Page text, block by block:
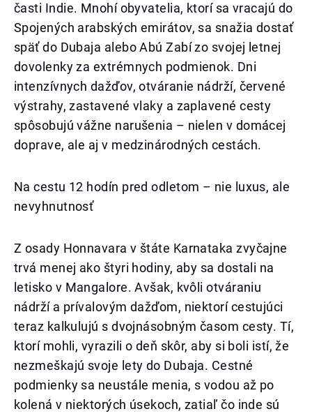
časti Indie. Mnohí obyvatelia, ktorí sa vracajú do
Spojených arabských emirátov, sa snažia dostať
späť do Dubaja alebo Abú Zabí zo svojej letnej
dovolenky za extrémnych podmienok. Dni
intenzívnych dažďov, otváranie nádrží, červené
výstrahy, zastavené vlaky a zaplavené cesty
spôsobujú vážne narušenia – nielen v domácej
doprave, ale aj v medzinárodných cestách.
Na cestu 12 hodín pred odletom – nie luxus, ale
nevyhnutnosť
Z osady Honnavara v štáte Karnataka zvyčajne
trvá menej ako štyri hodiny, aby sa dostali na
letisko v Mangalore. Avšak, kvôli otváraniu
nádrží a prívalovým dažďom, niektorí cestujúci
teraz kalkulujú s dvojnásobným časom cesty. Tí,
ktorí mohli, vyrazili o deň skôr, aby si boli istí, že
nezmeškajú svoje lety do Dubaja. Cestné
podmienky sa neustále menia, s vodou až po
kolená v niektorých úsekoch, zatiaľ čo inde sú